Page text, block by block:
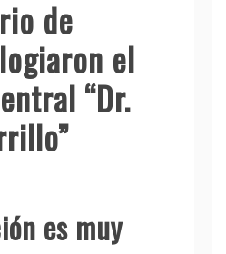
de
el
“Dr.
es muy